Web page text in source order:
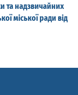
та надзвичайних
міської ради від